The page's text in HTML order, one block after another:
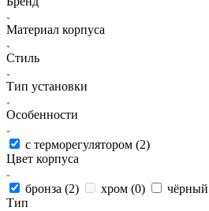
Материал корпуса
Стиль
Тип установки
Особенности
с терморегулятором (2)
Цвет корпуса
бронза (2) хром (0)
Тип